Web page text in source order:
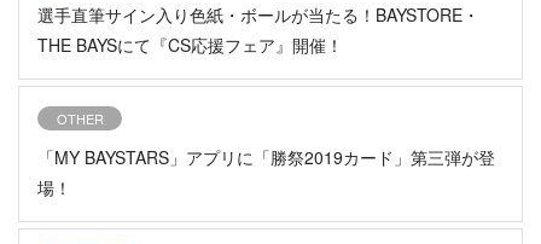
選手直筆サイン入り色紙・ボールが当たる！BAYSTORE・
THE BAYSにて『CS応援フェア』開催！
OTHER
「MY BAYSTARS」アプリに「勝祭2019カード」第三弾が登
場！